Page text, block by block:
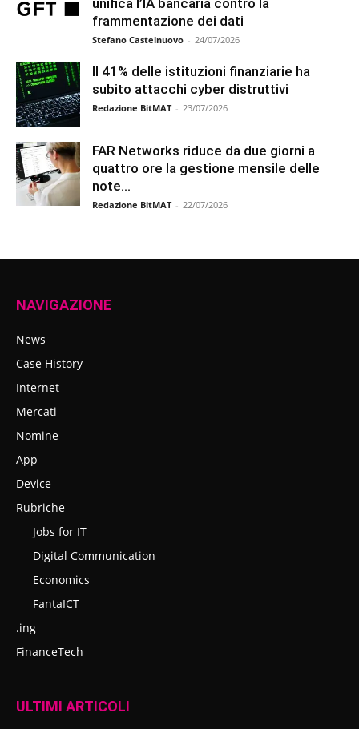
frammentazione dei dati
Stefano Castelnuovo - 24/07/2026
Il 41% delle istituzioni finanziarie ha
subito attacchi cyber distruttivi
Redazione BitMAT - 23/07/2026
FAR Networks riduce da due giorni a
quattro ore la gestione mensile delle
note...
Redazione BitMAT - 22/07/2026
NAVIGAZIONE
News
Case History
Internet
Mercati
Nomine
App
Device
Rubriche
Jobs for IT
Digital Communication
Economics
FantaICT
.ing
FinanceTech
ULTIMI ARTICOLI